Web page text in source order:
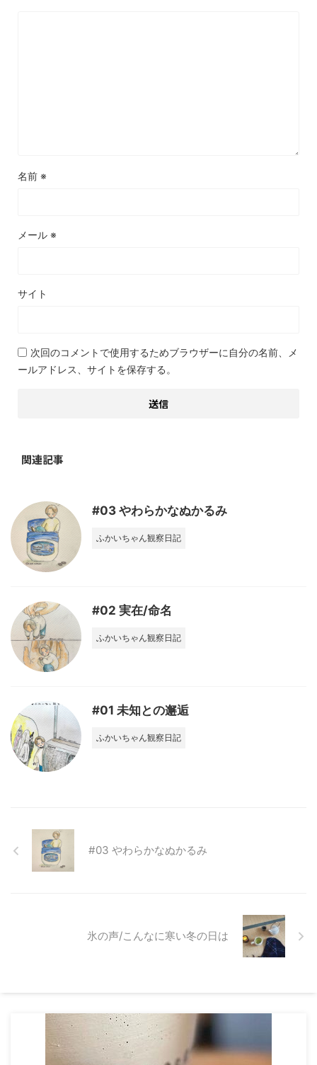
名前 ※
メール ※
サイト
次回のコメントで使用するためブラウザーに自分の名前、メ
ールアドレス、サイトを保存する。
関連記事
#03 やわらかなぬかるみ
ふかいちゃん観察日記
#02 実在/命名
ふかいちゃん観察日記
#01 未知との邂逅
ふかいちゃん観察日記
#03 やわらかなぬかるみ
氷の声/こんなに寒い冬の日は